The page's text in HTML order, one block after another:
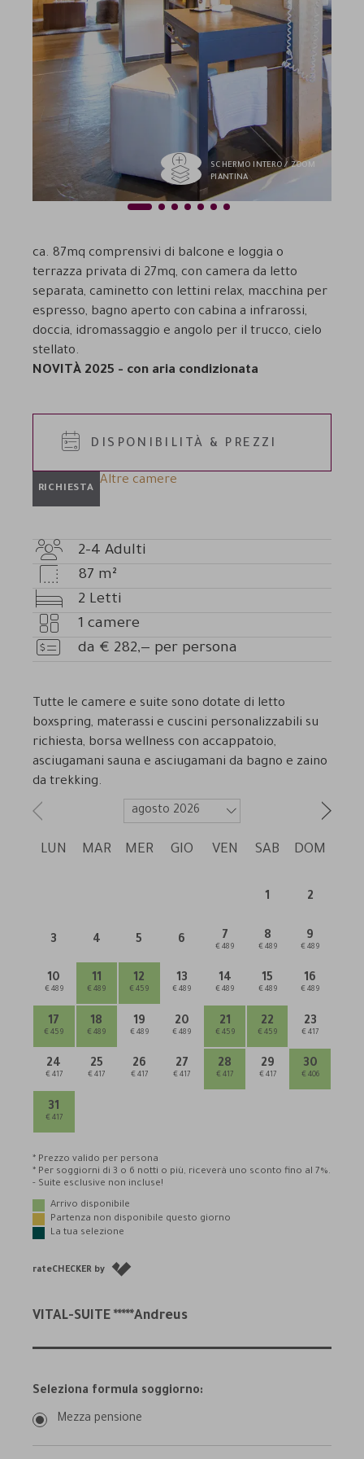
SCHERMO INTERO / ZOOM
PIANTINA
ca. 87mq comprensivi di balcone e loggia o
terrazza privata di 27mq, con camera da letto
separata, caminetto con lettini relax, macchina per
espresso, bagno aperto con cabina a infrarossi,
doccia, idromassaggio e angolo per il trucco, cielo
stellato.
NOVITÀ 2025 - con aria condizionata
RICHIESTA
DISPONIBILITÀ & PREZZI
Altre camere
Numero
adulti
2-4 Adulti
Dimensioni
camera
87 m²
Letti
2 Letti
Numero
camere
1 camere
Prezzo
da € 282,— per persona
Tutte le camere e suite sono dotate di letto
boxspring, materassi e cuscini personalizzabili su
richiesta, borsa wellness con accappatoio,
asciugamani sauna e asciugamani da bagno e zaino
da trekking.